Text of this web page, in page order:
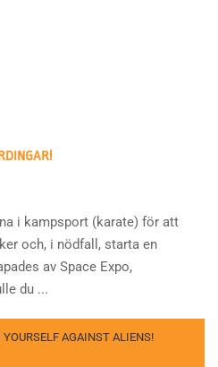
i kampsport (karate) för att
och, i nödfall, starta en
av Space Expo,
du ...
AGAINST ALIENS!